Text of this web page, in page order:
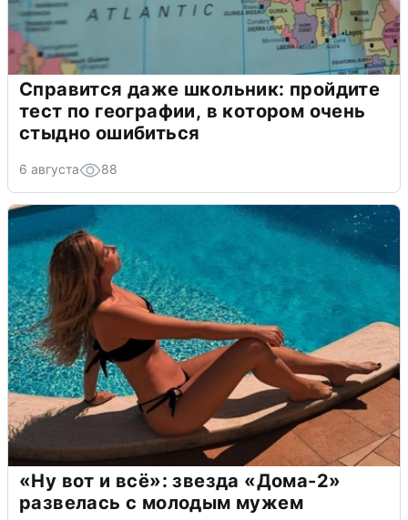
Справится даже школьник: пройдите
тест по географии, в котором очень
стыдно ошибиться
6 августа 88
«Ну вот и всё»: звезда «Дома-2»
развелась с молодым мужем